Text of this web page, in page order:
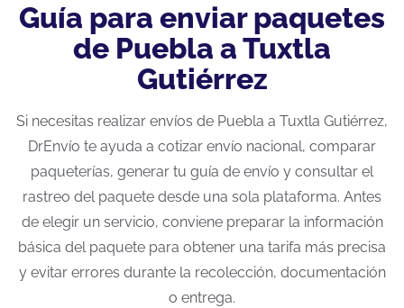
Guía para enviar paquetes
de Puebla a Tuxtla
Gutiérrez
Si necesitas realizar envíos de Puebla a Tuxtla Gutiérrez,
DrEnvío te ayuda a cotizar envío nacional, comparar
paqueterías, generar tu guía de envío y consultar el
rastreo del paquete desde una sola plataforma. Antes
de elegir un servicio, conviene preparar la información
básica del paquete para obtener una tarifa más precisa
y evitar errores durante la recolección, documentación
o entrega.